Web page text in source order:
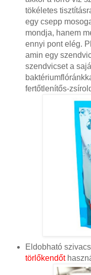
tökéletes
egy csepp
mondja, hanem
ennyi pont elég.
amin egy
szendvicset a
fertőtlenítős-
Eldobható
törlőkendőt